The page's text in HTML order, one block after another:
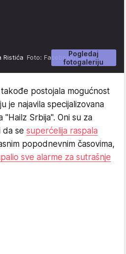
Pogledaj
fotogaleriju
Ristića Foto: Facebook/Ivan
postojala mogućnost
je najavila specijalizovana
"Hailz Srbija". Oni su za
da se superćelija raspala
popodnevnim časovima,
sve alarme za sutrašnje